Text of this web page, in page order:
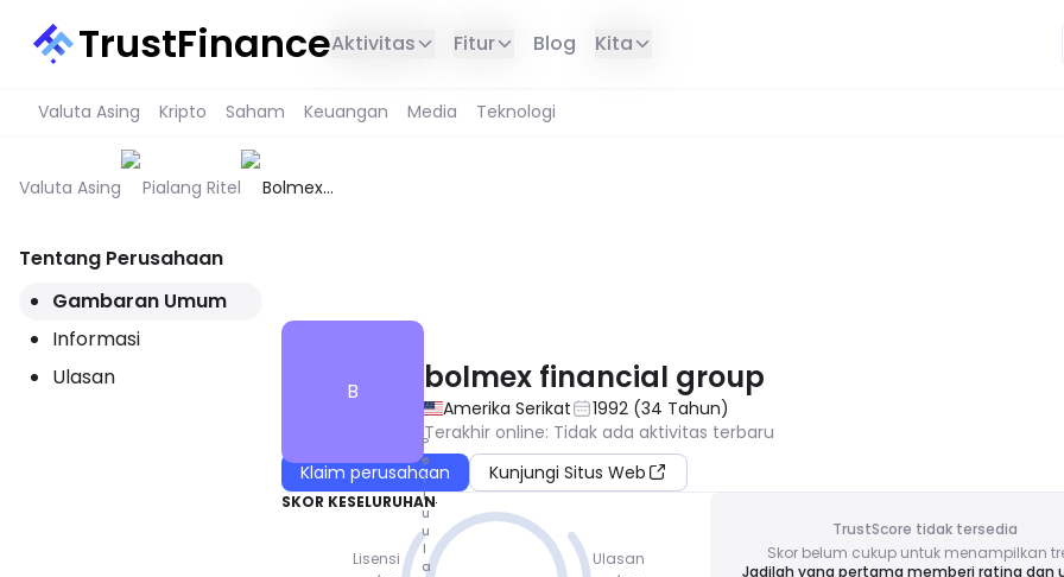
TrustFinanceAktivitas Fitur Blog Kita
Valuta Asing Kripto Saham Keuangan Media Teknologi
Valuta Asing Pialang Ritel
Bolmex
Tentang Perusahaan
Gambaran Umum
Informasi
Ulasan
B bolmex financial group
Amerika Serikat 1992 (34 Tahun)
Terakhir online: Tidak ada aktivitas terbaru
Klaim perusahaan
Kunjungi Situs Web
SKOR KESELURUHAN
Lisensi
P
e
r
l
u
u
l
a
Ulasan
TrustScore tidak tersedia
Skor belum cukup untuk menampilkan
Jadilah yang pertama memberi rating dan